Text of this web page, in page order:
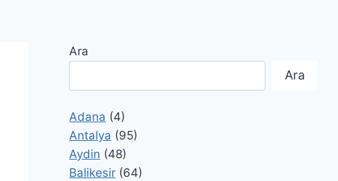
Ara
Ara
Adana (4)
Antalya (95)
Aydin (48)
Balikesir (64)